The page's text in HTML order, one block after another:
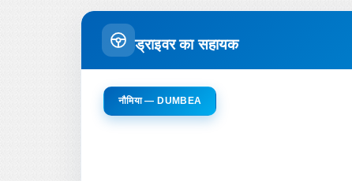
ड्राइवर का सहायक
नौमिया — DUMBEA